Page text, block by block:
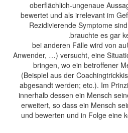
oberflächlich-ungenaue
bewertet und als irrelevant im
Rezidivierende Symptome
brauchte es gar
… bei anderen Fälle wird von
Anwender, …) versucht, eine
bringen, wo ein betroffener
(Beispiel aus der
abgesandt werden; etc.). Im
innerhalb dessen ein Mensch
erweitert, so dass ein Mensch
und bewerten und in Folge eine